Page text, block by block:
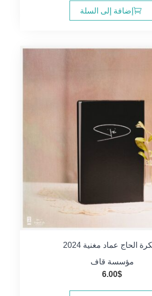
إضافة إلى السلة
الحاج عماد مغنية 2024
مؤسسة قاف
6.00$